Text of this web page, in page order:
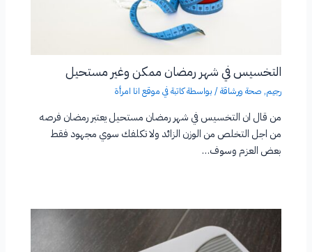
التخسيس في شهر رمضان ممكن وغير مستحيل
رجيم, صحة ورشاقة/ بواسطةكاتبة في موقع انا امرأة
من قال ان التخسيس في شهر رمضان مستحيل يعتبر رمضان فرصه
من اجل التخلص من الوزن الزائد ولا تكلفك سوي مجهود فقط
بعض العزم وسوف…